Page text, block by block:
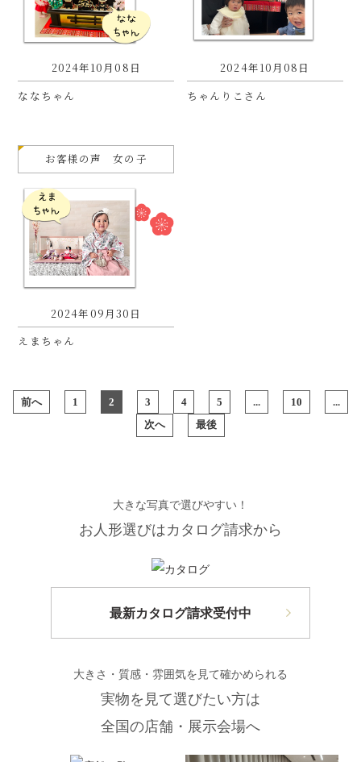
2024年10月08日
ななちゃん
2024年10月08日
ちゃんりこさん
お客様の声 女の子
2024年09月30日
えまちゃん
前へ 1 2 3 4 5 ... 10 ...
次へ 最後
大きな写真で選びやすい！
お人形選びはカタログ請求から
最新カタログ請求受付中
大きさ・質感・雰囲気を見て確かめられる
実物を見て選びたい方は
全国の店舗・展示会場へ